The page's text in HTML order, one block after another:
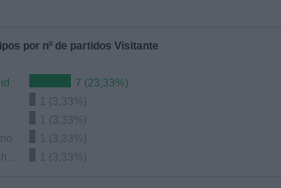
por nº de partidos Visitante
7 (23,33%)
1 (3,33%)
1 (3,33%)
1 (3,33%)
1 (3,33%)